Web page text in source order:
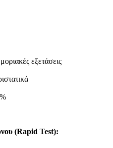
μοριακές εξετάσεις
%
(Rapid Test):